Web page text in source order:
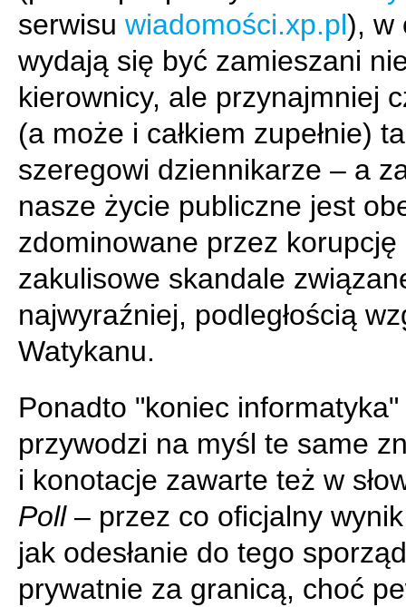
serwisu wiadomości.xp.pl), w
wydają się być zamieszani
kierownicy, ale przynajmniej
(a może i całkiem zupełnie)
szeregowi dziennikarze – a
nasze życie publiczne jest
zdominowane przez korupcję
zakulisowe skandale
najwyraźniej, podległością
Watykanu.
Ponadto "koniec informatyka"
przywodzi na myśl te same
i konotacje zawarte też w
Poll– przez co oficjalny
jak odesłanie do tego
prywatnie za granicą, choć